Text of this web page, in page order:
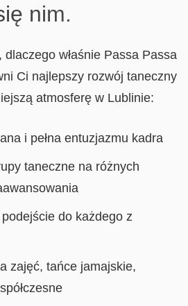
nim.
właśnie Passa Passa
Ci najlepszy rozwój taneczny
atmosferę w Lublinie:
i pełna entuzjazmu kadra
taneczne na różnych
do każdego z
zajęć, tańce jamajskie,